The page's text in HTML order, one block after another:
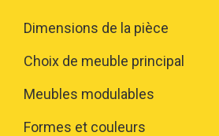
Dimensions de la pièce
Choix de meuble principal
Meubles modulables
Formes et couleurs